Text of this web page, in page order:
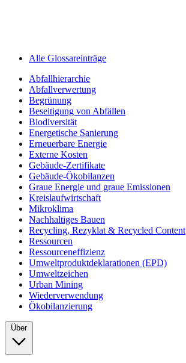
Alle Glossareinträge
Abfallhierarchie
Abfallverwertung
Begrünung
Beseitigung von Abfällen
Biodiversität
Energetische Sanierung
Erneuerbare Energie
Externe Kosten
Gebäude-Zertifikate
Gebäude-Ökobilanzen
Graue Energie und graue Emissionen
Kreislaufwirtschaft
Mikroklima
Nachhaltiges Bauen
Recycling, Rezyklat & Recycled Content
Ressourcen
Ressourceneffizienz
Umweltprodukt­deklarationen (EPD)
Umweltzeichen
Urban Mining
Wiederverwendung
Ökobilanzierung
Über